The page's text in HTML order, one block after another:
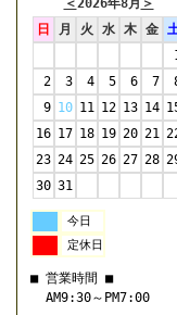
＜2026年8月 ＞
日
月 火 水 木 金
2
3 4 5 6 7
9 10 11 12 13 14
16 17 18 19 20 21
23 24 25 26 27 28
30 31
今日
定休日
■ 営業時間 ■
AM9:30～PM7:00